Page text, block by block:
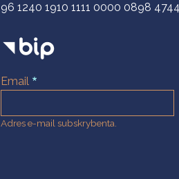
96 1240 1910 1111 0000 0898 4744
Email
Adres e-mail subskrybenta.